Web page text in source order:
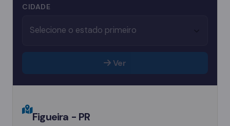
CIDADE
Ver
Figueira - PR